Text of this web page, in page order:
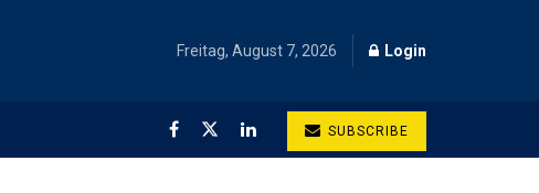
Freitag, August 7, 2026 Login
SUBSCRIBE